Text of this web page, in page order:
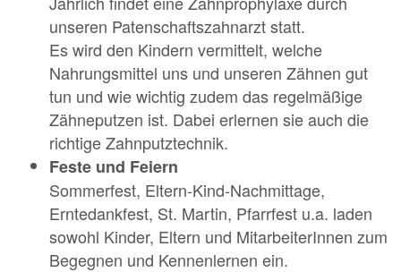
unseren Patenschaftszahnarzt statt.
Es wird den Kindern vermittelt, welche
Nahrungsmittel uns und unseren Zähnen gut
tun und wie wichtig zudem das regelmäßige
Zähneputzen ist. Dabei erlernen sie auch die
richtige Zahnputztechnik.
Feste und Feiern
Sommerfest, Eltern-Kind-Nachmittage,
Erntedankfest, St. Martin, Pfarrfest u.a. laden
sowohl Kinder, Eltern und MitarbeiterInnen zum
Begegnen und Kennenlernen ein.